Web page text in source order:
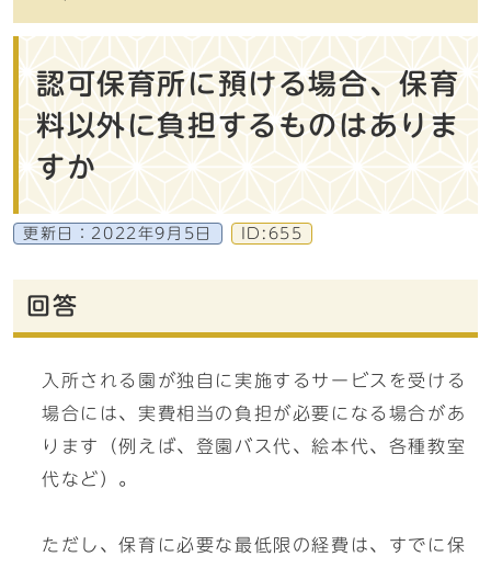
認可保育所に預ける場合、保育
料以外に負担するものはありま
すか
更新日： 2022年9月5日 ID:655
回答
入所される園が独自に実施するサービスを受ける
場合には、実費相当の負担が必要になる場合があ
ります（例えば、登園バス代、絵本代、各種教室
代など）。
ただし、保育に必要な最低限の経費は、すでに保